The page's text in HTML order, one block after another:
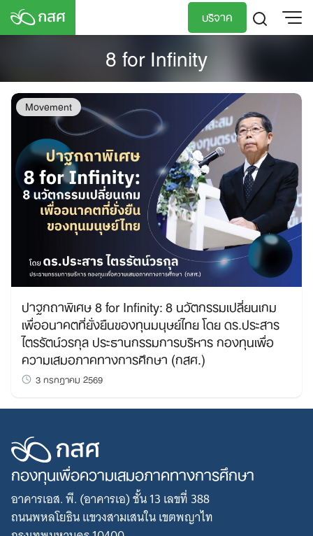
Skip
บริจาค
8 for Infinity
Movement
ปาฐกถาพิเศษ 8 for Infinity: 8 นวัตกรรมเปลี่ยนเกม
เพื่ออนาคตที่ยั่งยืนของทุนมนุษย์ไทย โดย ดร.ประสาร
ไตรรัตน์วรกุล ประธานกรรมการบริหาร กองทุนเพื่อ
ความเสมอภาคทางการศึกษา (กสศ.)
3 กรกฎาคม 2569
กองทุนเพื่อความเสมอภาคทางการศึกษา
อาคารเอส. พี. (อาคารเอ) ชั้น 13 เลขที่ 388
ถนนพหลโยธิน แขวงสามเสนใน เขตพญาไท